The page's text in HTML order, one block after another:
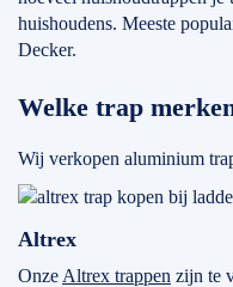
huishoudens. Meeste
Decker.
Welke trap
Wij verkopen aluminium
Altrex
Onze Altrex trappen zijn te